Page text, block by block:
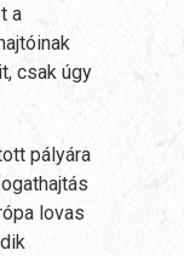
a
csak úgy
pályára
lovas